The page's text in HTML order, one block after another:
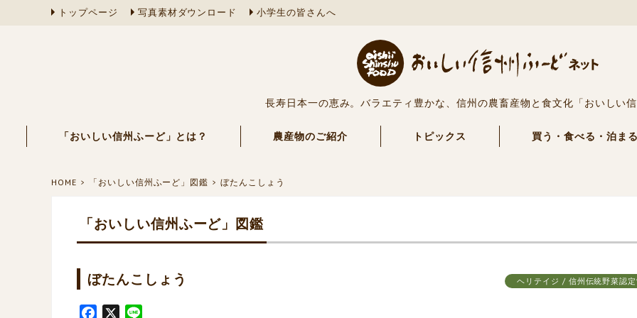
トップページ 写真素材ダウンロード 小学生の皆さんへ
長寿日本一の恵み。バラエティ豊かな、信州の農畜産物と食文化「おいしい
「おいしい信州ふーど」とは？ 農産物のご紹介 トピックス 買う・食べる・泊ま
HOME 「おいしい信州ふーど」図鑑 ぼたんこしょう
「おいしい信州ふーど」図鑑
ぼたんこしょう ヘリテイジ / 信州伝統野菜認